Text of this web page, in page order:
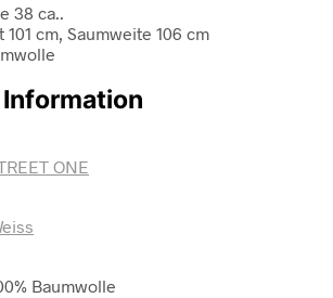
38 ca..
cm, Saumweite 106 cm
ONE
Baumwolle